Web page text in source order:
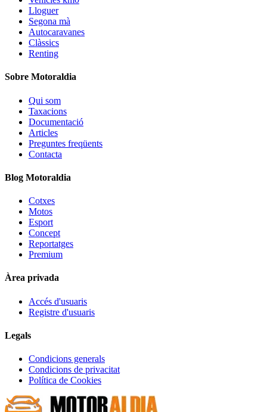
Lloguer
Segona mà
Autocaravanes
Clàssics
Renting
Sobre Motoraldia
Qui som
Taxacions
Documentació
Articles
Preguntes freqüents
Contacta
Blog Motoraldia
Cotxes
Motos
Esport
Concept
Reportatges
Premium
Àrea privada
Accés d'usuaris
Registre d'usuaris
Legals
Condicions generals
Condicions de privacitat
Política de Cookies